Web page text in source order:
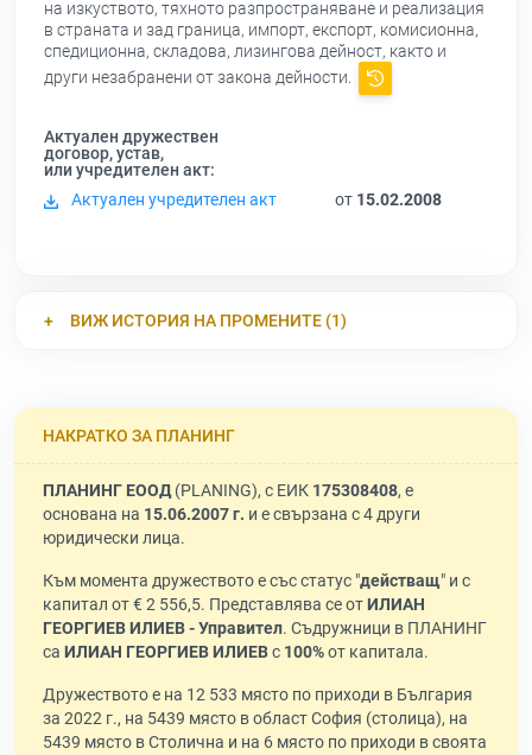
на изкуството, тяхното разпространяване и реализация
в страната и зад граница, импорт, експорт, комисионна,
спедиционна, складова, лизингова дейност, както и
други незабранени от закона дейности.
Актуален дружествен
договор, устав,
или учредителен акт:
Актуален учредителен акт
от 15.02.2008
ВИЖ ИСТОРИЯ НА ПРОМЕНИТЕ (1)
НАКРАТКО ЗА ПЛАНИНГ
ПЛАНИНГ ЕООД(PLANING), с ЕИК 175308408, е
основана на 15.06.2007 г. и е свързана с 4 други
юридически лица.
Към момента дружеството е със статус "действащ" и с
капитал от € 2 556,5. Представлява се отИЛИАН
ГЕОРГИЕВ ИЛИЕВ - Управител. Съдружници в ПЛАНИНГ
са ИЛИАН ГЕОРГИЕВ ИЛИЕВс 100%от капитала.
Дружеството е на 12 533 място по приходи в България
за 2022 г., на 5439 място в област София (столица), на
5439 място в Столична и на 6 място по приходи в своята